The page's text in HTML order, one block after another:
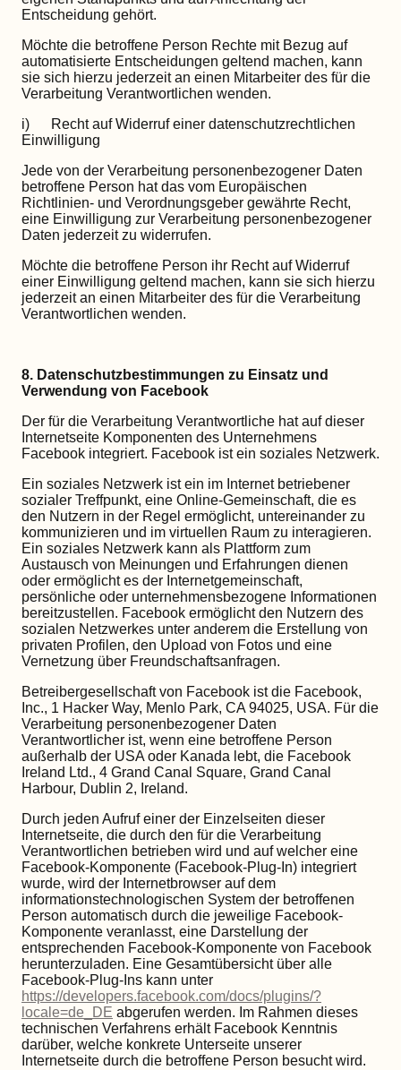
Entscheidung gehört.
Möchte die betroffene Person Rechte mit Bezug auf
automatisierte Entscheidungen geltend machen, kann
sie sich hierzu jederzeit an einen Mitarbeiter des für die
Verarbeitung Verantwortlichen wenden.
i) Recht auf Widerruf einer datenschutzrechtlichen
Einwilligung
Jede von der Verarbeitung personenbezogener Daten
betroffene Person hat das vom Europäischen
Richtlinien- und Verordnungsgeber gewährte Recht,
eine Einwilligung zur Verarbeitung personenbezogener
Daten jederzeit zu widerrufen.
Möchte die betroffene Person ihr Recht auf Widerruf
einer Einwilligung geltend machen, kann sie sich hierzu
jederzeit an einen Mitarbeiter des für die Verarbeitung
Verantwortlichen wenden.
8. Datenschutzbestimmungen zu Einsatz und
Verwendung von Facebook
Der für die Verarbeitung Verantwortliche hat auf dieser
Internetseite Komponenten des Unternehmens
Facebook integriert. Facebook ist ein soziales Netzwerk.
Ein soziales Netzwerk ist ein im Internet betriebener
sozialer Treffpunkt, eine Online-Gemeinschaft, die es
den Nutzern in der Regel ermöglicht, untereinander zu
kommunizieren und im virtuellen Raum zu interagieren.
Ein soziales Netzwerk kann als Plattform zum
Austausch von Meinungen und Erfahrungen dienen
oder ermöglicht es der Internetgemeinschaft,
persönliche oder unternehmensbezogene Informationen
bereitzustellen. Facebook ermöglicht den Nutzern des
sozialen Netzwerkes unter anderem die Erstellung von
privaten Profilen, den Upload von Fotos und eine
Vernetzung über Freundschaftsanfragen.
Betreibergesellschaft von Facebook ist die Facebook,
Inc., 1 Hacker Way, Menlo Park, CA 94025, USA. Für die
Verarbeitung personenbezogener Daten
Verantwortlicher ist, wenn eine betroffene Person
außerhalb der USA oder Kanada lebt, die Facebook
Ireland Ltd., 4 Grand Canal Square, Grand Canal
Harbour, Dublin 2, Ireland.
Durch jeden Aufruf einer der Einzelseiten dieser
Internetseite, die durch den für die Verarbeitung
Verantwortlichen betrieben wird und auf welcher eine
Facebook-Komponente (Facebook-Plug-In) integriert
wurde, wird der Internetbrowser auf dem
informationstechnologischen System der betroffenen
Person automatisch durch die jeweilige Facebook-
Komponente veranlasst, eine Darstellung der
entsprechenden Facebook-Komponente von Facebook
herunterzuladen. Eine Gesamtübersicht über alle
Facebook-Plug-Ins kann unter
https://developers.facebook.com/docs/plugins/?
locale=de_DE abgerufen werden. Im Rahmen dieses
technischen Verfahrens erhält Facebook Kenntnis
darüber, welche konkrete Unterseite unserer
Internetseite durch die betroffene Person besucht wird.